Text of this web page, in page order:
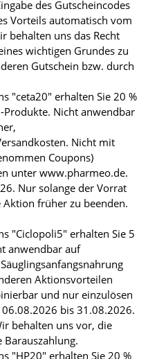
des Gutscheincodes
Vorteils automatisch vom
behalten uns das Recht
wichtigen Grundes zu
Gutschein bzw. durch
"ceta20" erhalten Sie 20 %
Produkte. Nicht anwendbar
Nicht mit
Coupons)
unter www.pharmeo.de.
Nur solange der Vorrat
früher zu beenden.
"Ciclopoli5" erhalten Sie 5
anwendbar auf
Aktionsvorteilen
und nur einzulösen
bis 31.08.2026.
behalten uns vor, die
"HP20" erhalten Sie 20 %